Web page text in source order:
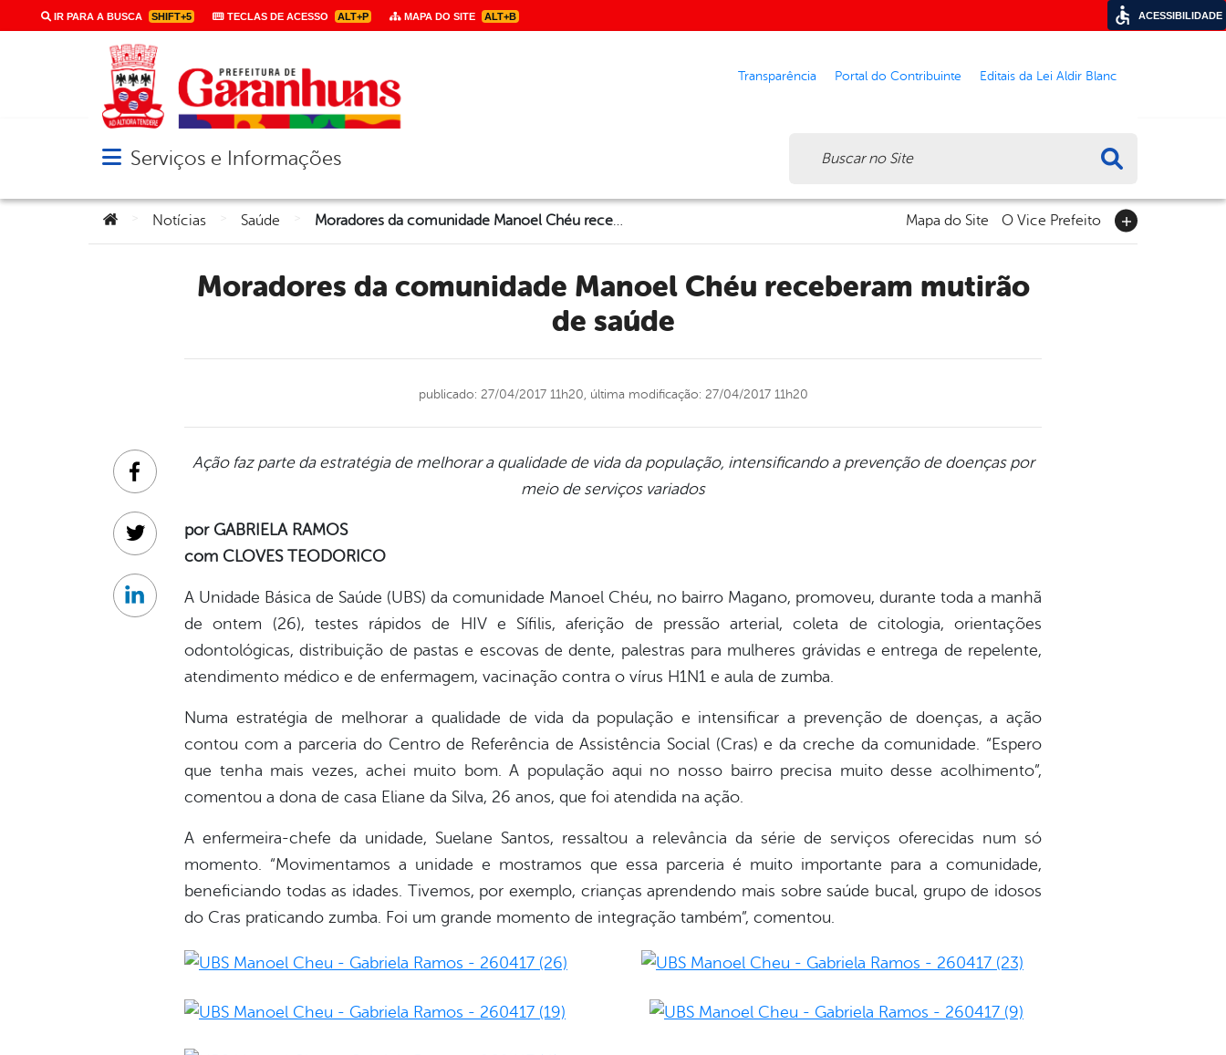
IR PARA A BUSCA SHIFT+5 TECLAS DE ACESSO ALT+P MAPA DO SITE ALT+B
Transparência Portal do Contribuinte Editais da Lei Aldir Blanc
Abrir menu principal de navegação
Serviços e Informações
Você está aqui:
Notícias Saúde Moradores da comunidade Manoel Chéu receberam mutirão de saúde Mapa do Site O Vice Prefeito
Moradores da comunidade Manoel Chéu receberam mutirão
de saúde
publicado: 27/04/2017 11h20, última modificação: 27/04/2017 11h20
Ação faz parte da estratégia de melhorar a qualidade de vida da população, intensificando a prevenção de doenças por
meio de serviços variados
por GABRIELA RAMOS
com CLOVES TEODORICO
A Unidade Básica de Saúde (UBS) da comunidade Manoel Chéu, no bairro Magano, promoveu, durante toda a manhã
de ontem (26), testes rápidos de HIV e Sífilis, aferição de pressão arterial, coleta de citologia, orientações
odontológicas, distribuição de pastas e escovas de dente, palestras para mulheres grávidas e entrega de repelente,
atendimento médico e de enfermagem, vacinação contra o vírus H1N1 e aula de zumba.
Numa estratégia de melhorar a qualidade de vida da população e intensificar a prevenção de doenças, a ação
contou com a parceria do Centro de Referência de Assistência Social (Cras) e da creche da comunidade. “Espero
que tenha mais vezes, achei muito bom. A população aqui no nosso bairro precisa muito desse acolhimento”,
comentou a dona de casa Eliane da Silva, 26 anos, que foi atendida na ação.
A enfermeira-chefe da unidade, Suelane Santos, ressaltou a relevância da série de serviços oferecidas num só
momento. “Movimentamos a unidade e mostramos que essa parceria é muito importante para a comunidade,
beneficiando todas as idades. Tivemos, por exemplo, crianças aprendendo mais sobre saúde bucal, grupo de idosos
do Cras praticando zumba. Foi um grande momento de integração também”, comentou.
Facebook
Twitter
Linkedin
ACESSIBILIDADE